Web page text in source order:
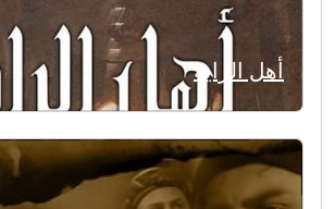
أهل الراية